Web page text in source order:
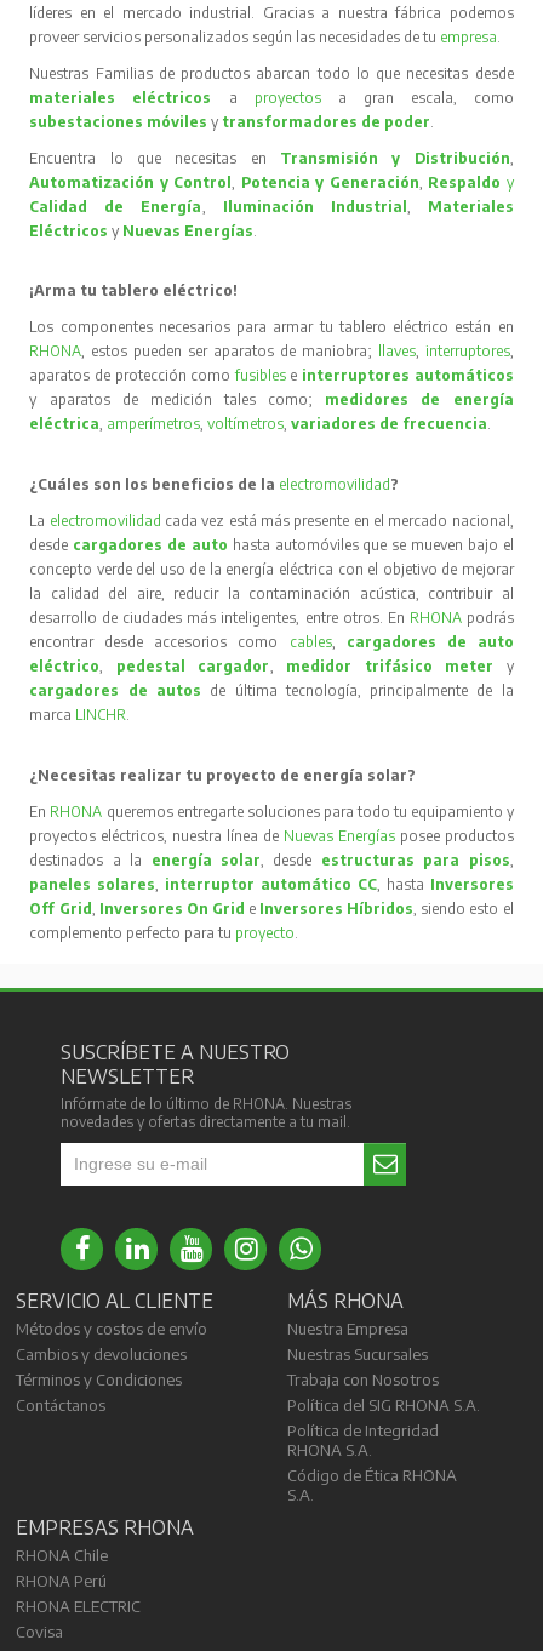
líderes en el mercado industrial. Gracias a nuestra fábrica podemos
proveer servicios personalizados según las necesidades de tu empresa.
Nuestras Familias de productos abarcan todo lo que necesitas desde
materiales eléctricos
a proyectos
a gran escala, como
subestaciones móvilesy transformadores de poder.
Encuentra lo que necesitas en Transmisión y Distribución,
Automatización y Control, Potencia y Generación, Respaldo y
Calidad de Energía, Iluminación Industrial , Materiales
Eléctricos y Nuevas Energías.
¡Arma tu tablero eléctrico!
Los componentes necesarios para armar tu tablero eléctrico están en
RHONA, estos pueden ser aparatos de maniobra; llaves, interruptores,
aparatos de protección comofusibles e interruptores automáticos
y aparatos de medición tales como; medidores de energía
eléctrica, amperímetros,voltímetros,variadores de frecuencia.
¿Cuáles son los beneficios de la electromovilidad ?
La electromovilidad cada vez está más presente en el mercado nacional,
desde cargadores de auto hasta automóviles que se mueven bajo el
concepto verde del uso de la energía eléctrica con el objetivo de mejorar
la calidad del aire, reducir la contaminación acústica, contribuir al
desarrollo de ciudades más inteligentes, entre otros. En RHONA podrás
encontrar desde accesorios como cables, cargadores de auto
eléctrico, pedestal cargador, medidor trifásico meter
y
cargadores de autos de última tecnología, principalmente de la
marca LINCHR.
¿Necesitas realizar tu proyecto de energía solar?
En RHONA queremos entregarte soluciones para todo tu equipamiento y
proyectos eléctricos, nuestra línea de Nuevas Energíasposee productos
destinados a la energía solar, desde estructuras para pisos,
paneles solares, interruptor automático CC, hasta Inversores
Off Grid, Inversores On Grid e Inversores Híbridos, siendo esto el
complemento perfecto para tu proyecto.
SUSCRÍBETE A NUESTRO
NEWSLETTER
Infórmate de lo último de RHONA. Nuestras
novedades y ofertas directamente a tu mail.
SERVICIO AL CLIENTE
Métodos y costos de envío
Cambios y devoluciones
Términos y Condiciones
Contáctanos
MÁS RHONA
Nuestra Empresa
Nuestras Sucursales
Trabaja con Nosotros
Política del SIG RHONA S.A.
Política de Integridad
RHONA S.A.
Código de Ética RHONA
S.A.
EMPRESAS RHONA
RHONA Chile
RHONA Perú
RHONA ELECTRIC
Covisa